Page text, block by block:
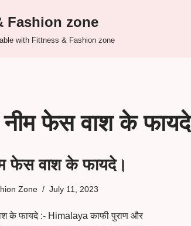
Fashion zone
with Fittness & Fashion zone
नीम फेस वाश के फायदे
फेस वाश के फायदे।
Zone July 11, 2023
के फायदे :- Himalaya काफी पुराण और